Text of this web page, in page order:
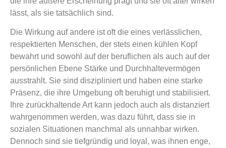
lässt, als sie tatsächlich sind.
Die Wirkung auf andere ist oft die eines verlässlichen,
respektierten Menschen, der stets einen kühlen Kopf
bewahrt und sowohl auf der beruflichen als auch auf der
persönlichen Ebene Stärke und Durchhaltevermögen
ausstrahlt. Sie sind diszipliniert und haben eine starke
Präsenz, die ihre Umgebung oft beruhigt und stabilisiert.
Ihre zurückhaltende Art kann jedoch auch als distanziert
wahrgenommen werden, was dazu führt, dass sie in
sozialen Situationen manchmal als unnahbar wirken.
Dennoch sind sie tiefgründig und loyal, was ihnen enge,